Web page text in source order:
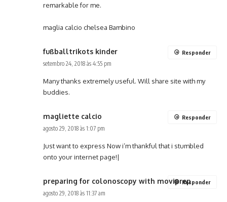
remarkable for me.
maglia calcio chelsea Bambino
fußballtrikots kinder
setembro 24, 2018 às 4:55 pm
Many thanks extremely useful. Will share site with my
buddies.
Responder
magliette calcio
agosto 29, 2018 às 1:07 pm
Just want to express Now i’m thankful that i stumbled
onto your internet page!|
Responder
preparing for colonoscopy with moviprep
agosto 29, 2018 às 11:37 am
Responder